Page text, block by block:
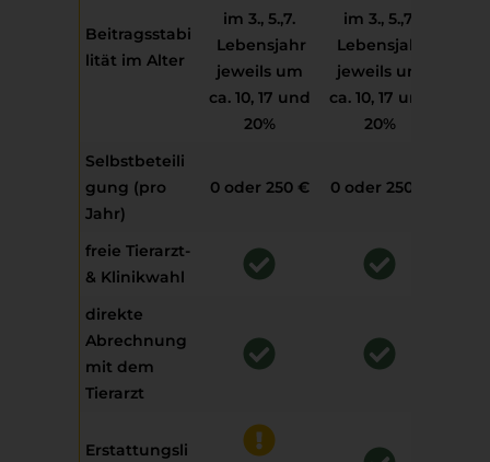
Beitragsstabi
lität im Alter
im 3., 5.,7.
Lebensjahr
jeweils um
ca. 10, 17 und
20%
im 3., 5.,7.
Lebensjahr
jeweils um
ca. 10, 17 und
20%
Selbstbeteili
gung (pro
Jahr)
0 oder 250 € 0 oder 250 €
freie Tierarzt-
& Klinikwahl
direkte
Abrechnung
mit dem
Tierarzt
Erstattungsli